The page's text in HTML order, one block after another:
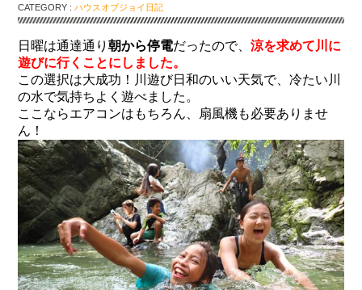
CATEGORY :ハウスオブジョイ日記
日曜は通達通り朝から停電だったので、涼を求めて川に
遊びに行くことにしました。
この選択は大成功！川遊び日和のいい天気で、冷たい川
の水で気持ちよく遊べました。
ここならエアコンはもちろん、扇風機も必要ありませ
ん！